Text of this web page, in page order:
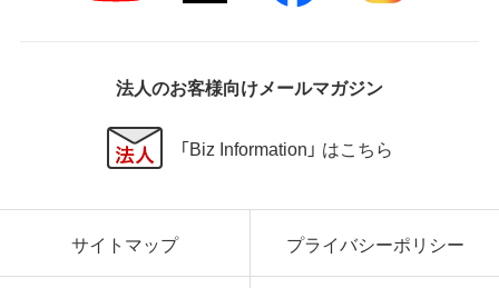
法人のお客様向けメールマガジン
「Biz Information」 はこちら
サイトマップ プライバシーポリシー